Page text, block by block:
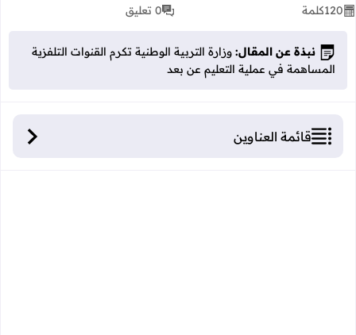
120كلمة 0 تعليق
نبذة عن المقال: وزارة التربية الوطنية تكرم القنوات التلفزية
المساهمة في عملية التعليم عن بعد
قائمة العناوين